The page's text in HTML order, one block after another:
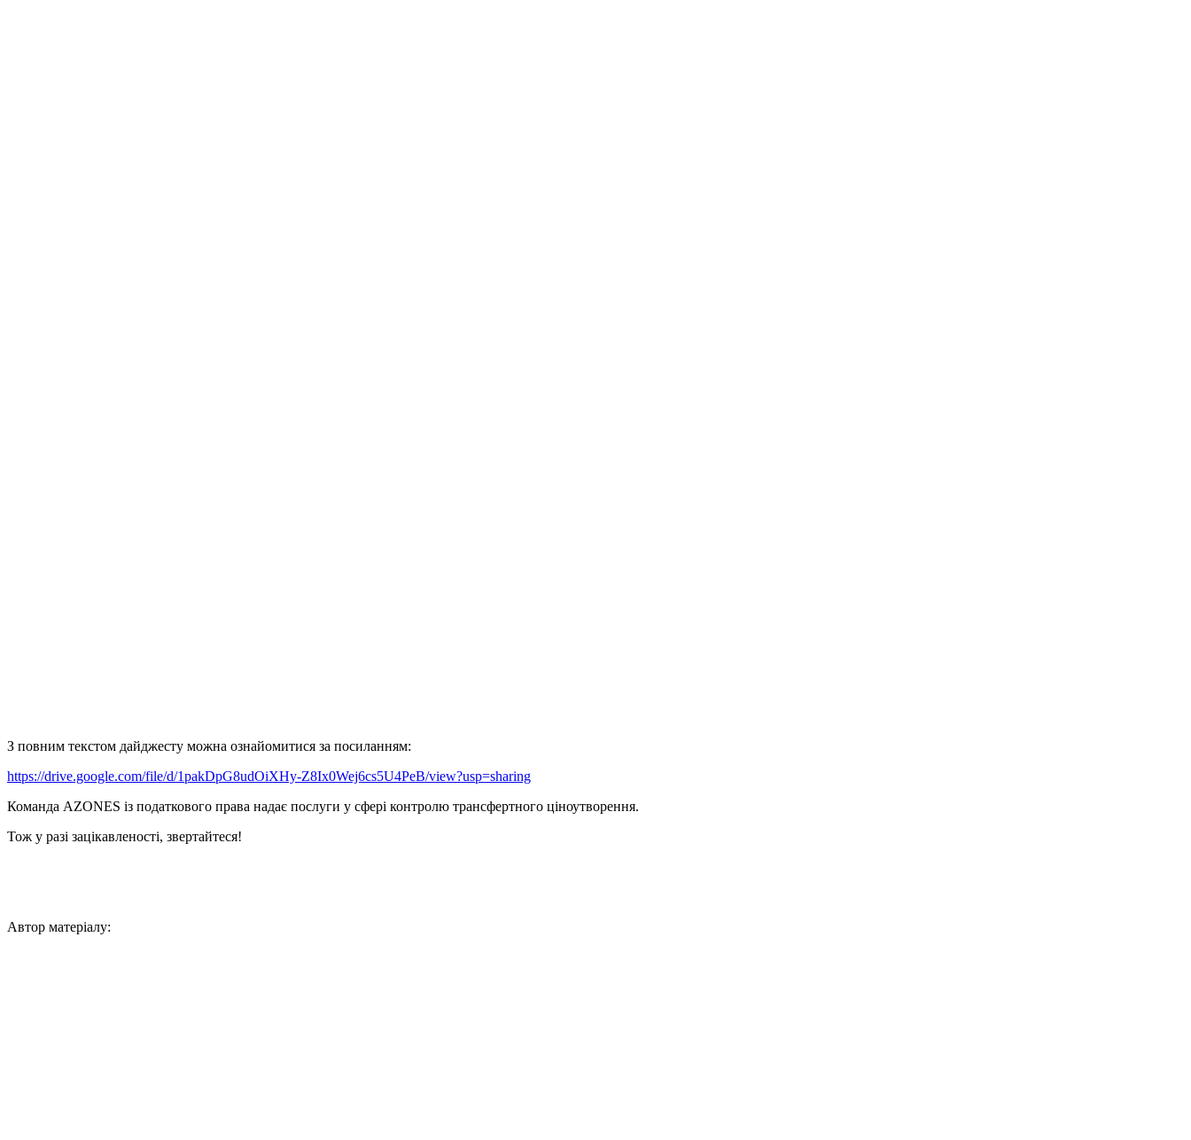
З повним текстом дайджесту можна ознайомитися за посиланням:
https://drive.google.com/file/d/1pakDpG8udOiXHy-Z8Ix0Wej6cs5U4PeB/view?usp=sharing
Команда AZONES із податкового права надає послуги у сфері контролю трансфертного ціноутворення.
Тож у разі зацікавленості, звертайтеся!
Автор матеріалу: